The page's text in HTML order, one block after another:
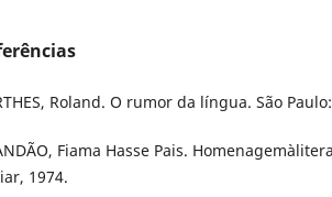
Roland. O rumor da língua. São
Fiama Hasse Pais.
1974.